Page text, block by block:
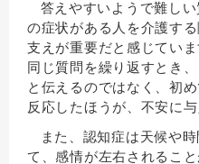
答えやすいようで難し
の症状がある人を介護す
支えが重要だと感じてい
同じ質問を繰り返すとき
と伝えるのではなく、初
反応したほうが、不安に与
また、認知症は天候や
て、感情が左右されるこ